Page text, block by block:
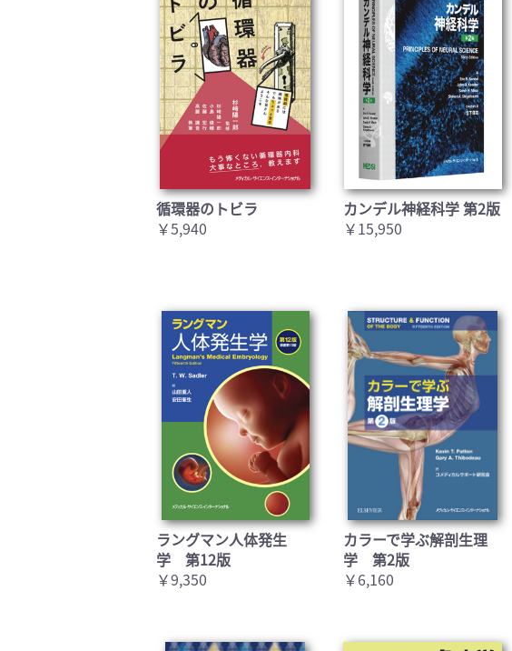
循環器のトビラ
￥5,940
カンデル神経科学 第2版
￥15,950
ラングマン人体発生
学 第12版
￥9,350
カラーで学ぶ解剖生理
学 第2版
￥6,160